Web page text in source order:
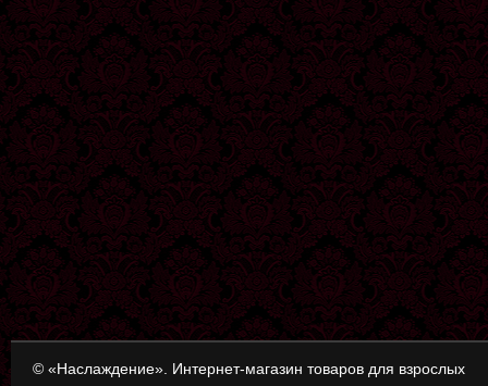
© «Наслаждение». Интернет-магазин товаров для взрослых